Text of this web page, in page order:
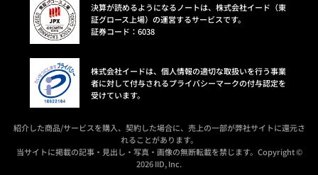
決算が読めるようになるノートは、株式会社イード（東
証グロース上場）の運営するサービスです。
証券コード：6038
株式会社イードは、個人情報の適切な取扱いを行う事業
者に対して付与されるプライバシーマークの付与認定を
受けています。
紹介した商品/サービスを購入、契約した場合に、売上の一部が弊社サイトに還元さ
れることがあります。
当サイトに掲載の記事・見出し・写真・画像の無断転載を禁じます。Copyright ©
2026 IID, Inc.